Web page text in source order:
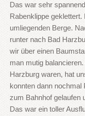
Das war sehr
Rabenklippe
umliegenden Berge.
runter nach Bad
wir über einen
man mutig
Harzburg waren, hat
konnten dann
zum Bahnhof gelaufen
Das war ein toller